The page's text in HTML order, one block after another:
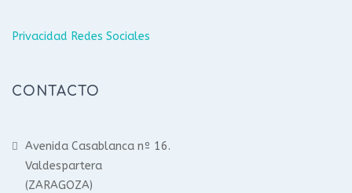
Privacidad Redes Sociales
CONTACTO
Avenida Casablanca nº 16.
Valdespartera
(ZARAGOZA)